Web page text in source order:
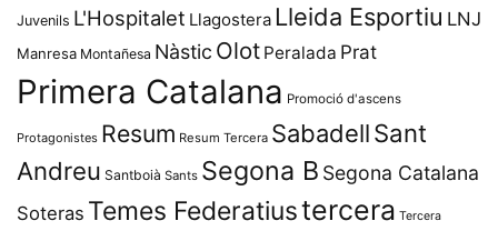
Juvenils L'Hospitalet Llagostera Lleida Esportiu LNJ
Manresa Montañesa Nàstic Olot Peralada Prat
Primera Catalana Promoció d'ascens
Protagonistes Resum Resum Tercera SabadellSant
Andreu Santboià Sants Segona B Segona Catalana
Soteras Temes Federatiustercera Tercera